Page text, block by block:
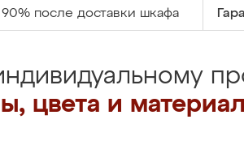
после доставки шкафа
цвета и